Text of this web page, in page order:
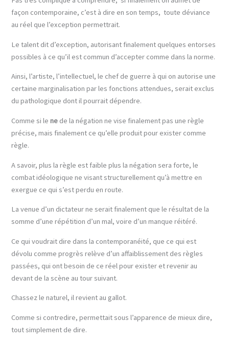
façon contemporaine, c’est à dire en son temps, toute déviance
au réel que l’exception permettrait.
Le talent dit d’exception, autorisant finalement quelques entorses
possibles à ce qu’il est commun d’accepter comme dans la norme.
Ainsi, l’artiste, l’intellectuel, le chef de guerre à qui on autorise une
certaine marginalisation par les fonctions attendues, serait exclus
du pathologique dont il pourrait dépendre.
Comme si lene de la négation ne vise finalement pas une règle
précise, mais finalement ce qu’elle produit pour exister comme
règle.
A savoir, plus la règle est faible plus la négation sera forte, le
combat idéologique ne visant structurellement qu’à mettre en
exergue ce qui s’est perdu en route.
La venue d’un dictateur ne serait finalement que le résultat de la
somme d’une répétition d’un mal, voire d’un manque réitéré.
Ce qui voudrait dire dans la contemporanéité, que ce qui est
dévolu comme progrès relève d’un affaiblissement des règles
passées, qui ont besoin de ce réel pour exister et revenir au
devant de la scène au tour suivant.
Chassez le naturel, il revient au gallot.
Comme si contredire, permettait sous l’apparence de mieux dire,
tout simplement de dire.